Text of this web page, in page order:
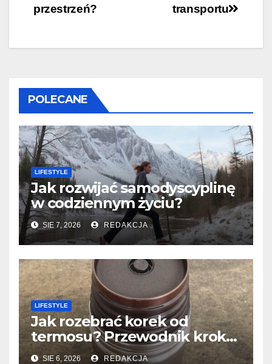
transportu
przestrzeń?
POLECANE
LIFESTYLE
Jak rozwijać samodyscyplinę
w codziennym życiu?
SIE 7, 2026 REDAKCJA
LIFESTYLE
Jak rozebrać korek od
termosu? Przewodnik krok
po kroku
SIE 6, 2026 REDAKCJA